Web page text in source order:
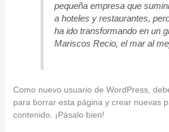
pequeña empresa que
a hoteles y restaurantes,
ha ido transformando en un
Mariscos Recio, el mar al
Como nuevo usuario de WordPress,
para borrar esta página y crear nuevas
contenido. ¡Pásalo bien!